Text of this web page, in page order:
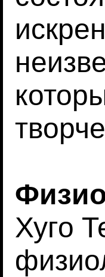
Хуго